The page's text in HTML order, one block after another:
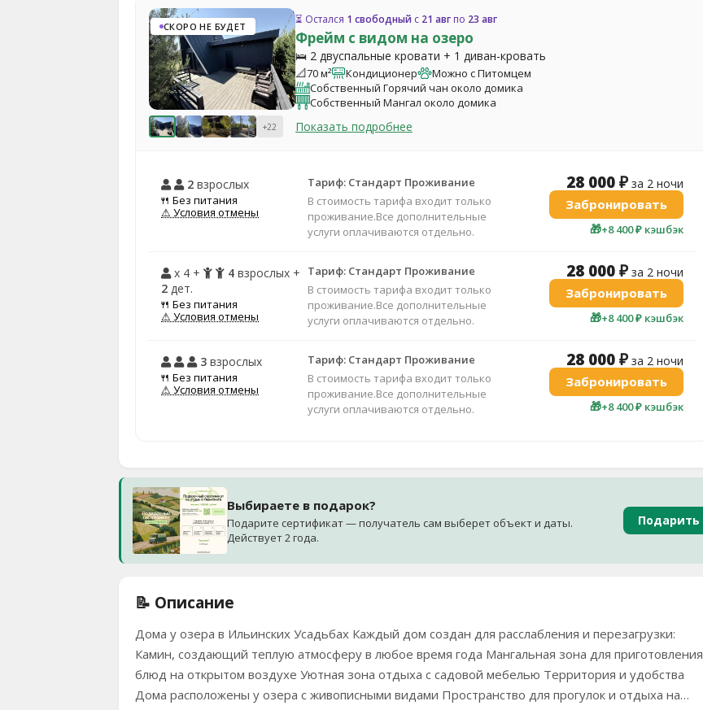
СКОРО НЕ БУДЕТ
+22
⏳ Остался 1 свободный с 21 авг по 23 авг
Фрейм с видом на озеро
🛌 2 двуспальные кровати + 1 диван-кровать
📐70 м² Кондиционер
Можно с Питомцем
Собственный Горячий чан около домика
Собственный Мангал около домика
Показать подробнее
2 взрослых
🍴 Без питания
⚠ Условия отмены
Тариф: Стандарт Проживание
В стоимость тарифа входит только
проживание.Все дополнительные
услуги оплачиваются отдельно.
28 000 ₽ за 2 ночи
Забронировать
🎁+8 400 ₽ кэшбэк
x 4 + 4 взрослых +
2 дет.
🍴 Без питания
⚠ Условия отмены
Тариф: Стандарт Проживание
В стоимость тарифа входит только
проживание.Все дополнительные
услуги оплачиваются отдельно.
28 000 ₽ за 2 ночи
Забронировать
🎁+8 400 ₽ кэшбэк
3 взрослых
🍴 Без питания
⚠ Условия отмены
Тариф: Стандарт Проживание
В стоимость тарифа входит только
проживание.Все дополнительные
услуги оплачиваются отдельно.
28 000 ₽ за 2 ночи
Забронировать
🎁+8 400 ₽ кэшбэк
Выбираете в подарок?
Подарите сертификат — получатель сам выберет объект и даты.
Действует 2 года.
Подарить
📝 Описание
Дома у озера в Ильинских Усадьбах Каждый дом создан для расслабления и перезагрузки:
Камин, создающий теплую атмосферу в любое время года Мангальная зона для приготовления
блюд на открытом воздухе Уютная зона отдыха с садовой мебелью Территория и удобства
Дома расположены у озера с живописными видами Пространство для прогулок и отдыха на…